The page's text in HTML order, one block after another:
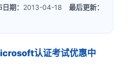
期： 2013-04-18最后更新：
认证考试优惠中